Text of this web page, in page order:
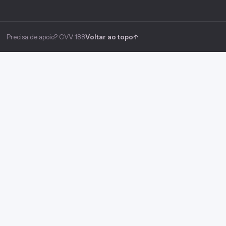
Precisa de apoio? CVV 188Voltar ao topo↑